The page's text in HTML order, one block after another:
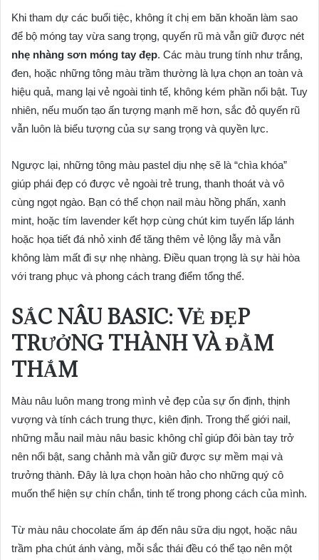
Khi tham dự các buổi tiệc, không ít chị em băn khoăn làm sao
để bộ móng tay vừa sang trọng, quyến rũ mà vẫn giữ được nét
nhẹ nhàng sơn móng tay đẹp. Các màu trung tính như trắng,
đen, hoặc những tông màu trầm thường là lựa chọn an toàn và
hiệu quả, mang lại vẻ ngoài tinh tế, không kém phần nổi bật. Tuy
nhiên, nếu muốn tạo ấn tượng mạnh mẽ hơn, sắc đỏ quyến rũ
vẫn luôn là biểu tượng của sự sang trọng và quyền lực.
Ngược lại, những tông màu pastel dịu nhẹ sẽ là “chìa khóa”
giúp phái đẹp có được vẻ ngoài trẻ trung, thanh thoát và vô
cùng ngọt ngào. Bạn có thể chọn nail màu hồng phấn, xanh
mint, hoặc tím lavender kết hợp cùng chút kim tuyến lấp lánh
hoặc họa tiết đá nhỏ xinh để tăng thêm vẻ lộng lẫy mà vẫn
không làm mất đi sự nhẹ nhàng. Điều quan trọng là sự hài hòa
với trang phục và phong cách trang điểm tổng thể.
SẮC NÂU BASIC: VẺ ĐẸP
TRƯỞNG THÀNH VÀ ĐẰM
THẮM
Màu nâu luôn mang trong mình vẻ đẹp của sự ổn định, thịnh
vượng và tính cách trung thực, kiên định. Trong thế giới nail,
những mẫu nail màu nâu basic không chỉ giúp đôi bàn tay trở
nên nổi bật, sang chảnh mà vẫn giữ được sự mềm mại và
trưởng thành. Đây là lựa chọn hoàn hảo cho những quý cô
muốn thể hiện sự chín chắn, tinh tế trong phong cách của mình.
Từ màu nâu chocolate ấm áp đến nâu sữa dịu ngọt, hoặc nâu
trầm pha chút ánh vàng, mỗi sắc thái đều có thể tạo nên một